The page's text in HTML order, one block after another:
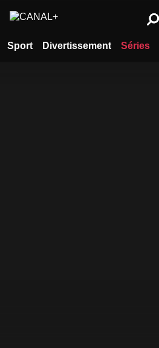
Sport Divertissement Séries